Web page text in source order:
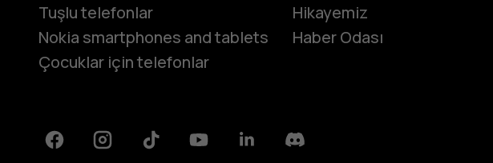
Tuşlu telefonlar
Nokia smartphones and tablets
Çocuklar için telefonlar
Hikayemiz
Haber Odası
FacebookInstagramTiktok YoutubeLinkedinDiscord